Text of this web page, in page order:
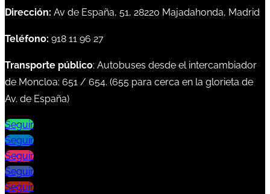
Dirección: Av de España, 51, 28220 Majadahonda, Madrid
Teléfono: 918 11 96 27
Transporte público: Autobuses desde el intercambiador
de Moncloa: 651 / 654. (655 para cerca en la glorieta de
Av. de España)
Seguir
Seguir
Seguir
Seguir
Seguir